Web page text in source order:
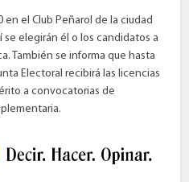
en el Club Peñarol de la ciudad
se elegirán él o los candidatos a
También se informa que hasta
Electoral recibirá las licencias
a convocatorias de